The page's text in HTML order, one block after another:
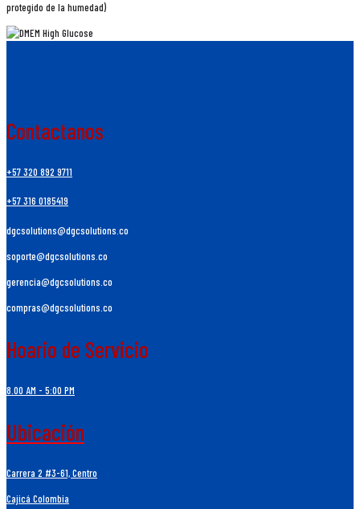
protegido de la humedad)
Contactanos
+57 320 892 9711
+57 316 0185419
dgcsolutions@dgcsolutions.co
soporte@dgcsolutions.co
gerencia@dgcsolutions.co
compras@dgcsolutions.co
Hoario de Servicio
8.00 AM - 5:00 PM
Ubicación
Carrera 2 #3-61, Centro
Cajicá Colombia